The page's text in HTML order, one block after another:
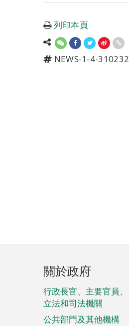
列印本頁
NEWS-1-4-310232
頁
腳
菜
單
關於政府
行政長官、主要官員、
立法和司法機關
公共部門及其他機構